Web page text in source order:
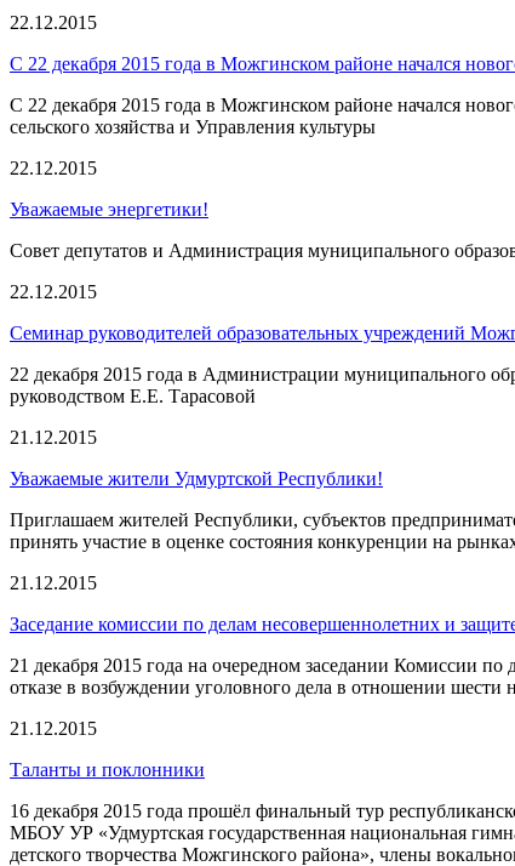
22.12.2015
С 22 декабря 2015 года в Можгинском районе начался
С 22 декабря 2015 года в Можгинском районе начался
сельского хозяйства и Управления культуры
22.12.2015
Уважаемые энергетики!
Совет депутатов и Администрация муниципального
22.12.2015
Семинар руководителей образовательных учреждений
22 декабря 2015 года в Администрации муниципального
руководством Е.Е. Тарасовой
21.12.2015
Уважаемые жители Удмуртской Республики!
Приглашаем жителей Республики, субъектов
принять участие в оценке состояния конкуренции на
21.12.2015
Заседание комиссии по делам несовершеннолетних и
21 декабря 2015 года на очередном заседании Комиссии
отказе в возбуждении уголовного дела в отношении шести
21.12.2015
Таланты и поклонники
16 декабря 2015 года прошёл финальный тур
МБОУ УР «Удмуртская государственная национальная
детского творчества Можгинского района», члены